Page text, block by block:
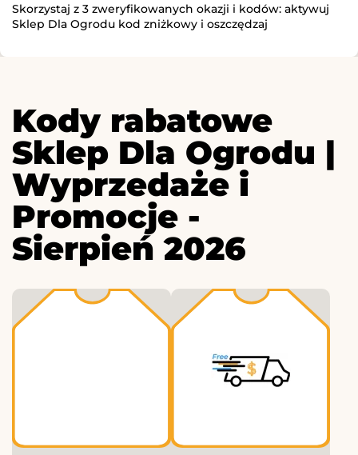
Skorzystaj z 3 zweryfikowanych okazji i kodów: aktywuj
Sklep Dla Ogrodu kod zniżkowy i oszczędzaj
Kody rabatowe
Sklep Dla Ogrodu |
Wyprzedaże i
Promocje -
Sierpień 2026